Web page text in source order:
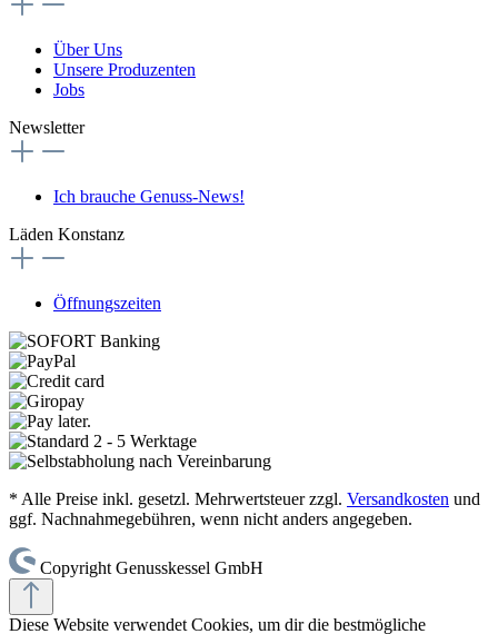
Über Uns
Unsere Produzenten
Jobs
Newsletter
Ich brauche Genuss-News!
Läden Konstanz
Öffnungszeiten
* Alle Preise inkl. gesetzl. Mehrwertsteuer zzgl. Versandkosten und
ggf. Nachnahmegebühren, wenn nicht anders angegeben.
Copyright Genusskessel GmbH
Diese Website verwendet Cookies, um dir die bestmögliche